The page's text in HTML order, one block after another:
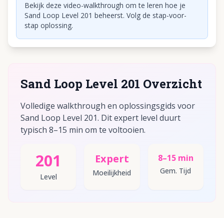
Bekijk deze video-walkthrough om te leren hoe je
Sand Loop Level 201 beheerst. Volg de stap-voor-
stap oplossing.
Sand Loop Level 201 Overzicht
Volledige walkthrough en oplossingsgids voor
Sand Loop Level 201. Dit expert level duurt
typisch 8–15 min om te voltooien.
201
Level
Expert
Moeilijkheid
8–15 min
Gem. Tijd